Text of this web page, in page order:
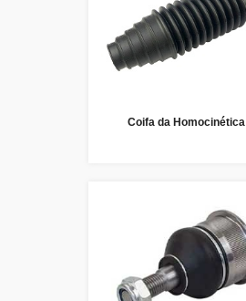
Coifa da Homocinética